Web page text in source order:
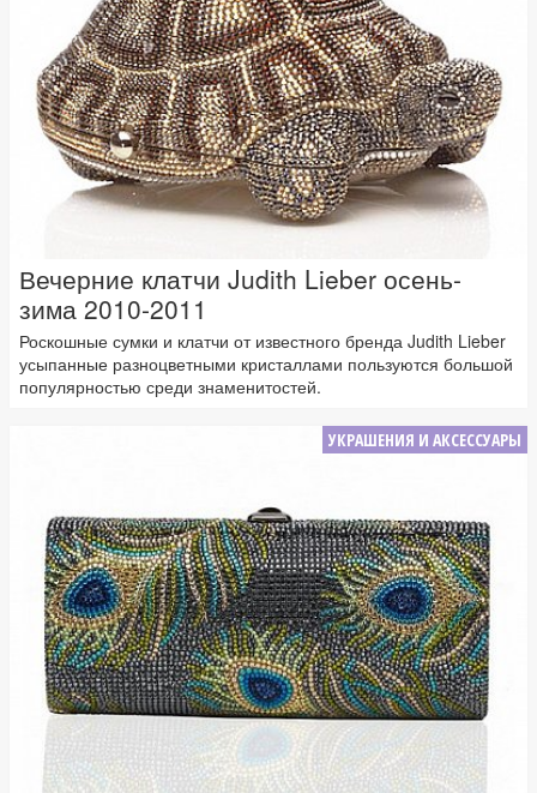
Вечерние клатчи Judith Lieber осень-
зима 2010-2011
Роскошные сумки и клатчи от известного бренда Judith Lieber
усыпанные разноцветными кристаллами пользуются большой
популярностью среди знаменитостей.
УКРАШЕНИЯ И АКСЕССУАРЫ